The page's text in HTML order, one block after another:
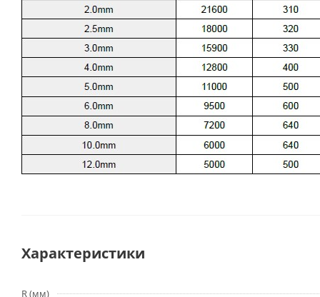
Характеристики
R (мм)